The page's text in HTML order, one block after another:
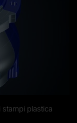
plastica